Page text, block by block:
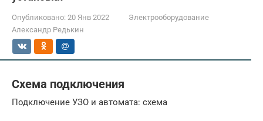
Опубликовано: 20 Янв 2022
Электрооборудование
Александр Редькин
Схема подключения
Подключение УЗО и автомата: схема